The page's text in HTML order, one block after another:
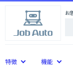
特徴 機能
お